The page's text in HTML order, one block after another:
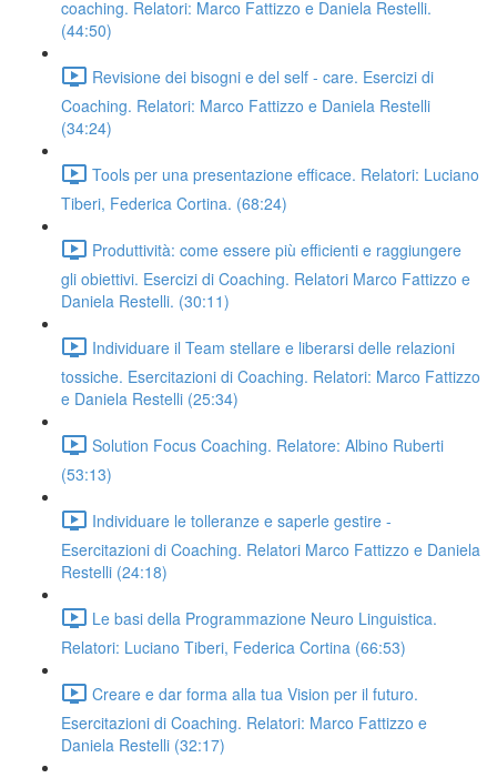
coaching. Relatori: Marco Fattizzo e Daniela Restelli.
(44:50)
Revisione dei bisogni e del self - care. Esercizi di
Coaching. Relatori: Marco Fattizzo e Daniela Restelli
(34:24)
Tools per una presentazione efficace. Relatori: Luciano
Tiberi, Federica Cortina. (68:24)
Produttività: come essere più efficienti e raggiungere
gli obiettivi. Esercizi di Coaching. Relatori Marco Fattizzo e
Daniela Restelli. (30:11)
Individuare il Team stellare e liberarsi delle relazioni
tossiche. Esercitazioni di Coaching. Relatori: Marco Fattizzo
e Daniela Restelli (25:34)
Solution Focus Coaching. Relatore: Albino Ruberti
(53:13)
Individuare le tolleranze e saperle gestire -
Esercitazioni di Coaching. Relatori Marco Fattizzo e Daniela
Restelli (24:18)
Le basi della Programmazione Neuro Linguistica.
Relatori: Luciano Tiberi, Federica Cortina (66:53)
Creare e dar forma alla tua Vision per il futuro.
Esercitazioni di Coaching. Relatori: Marco Fattizzo e
Daniela Restelli (32:17)